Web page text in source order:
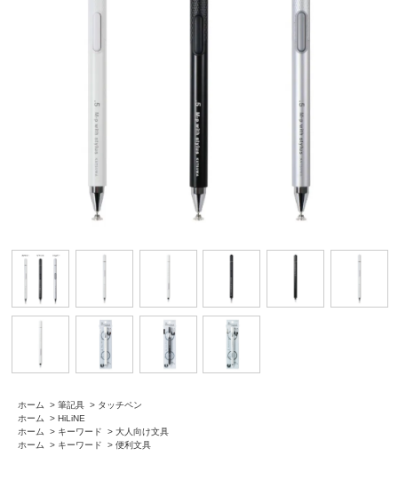
ホーム > 筆記具 > タッチペン
ホーム
> HiLiNE
ホーム
> キーワード > 大人向け文具
ホーム
> キーワード > 便利文具